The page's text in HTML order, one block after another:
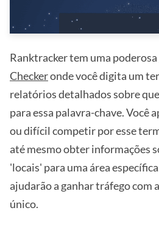
Ranktracker tem uma poderosa
Checkeronde você digita um
relatórios detalhados sobre
para essa palavra-chave. Você
ou difícil competir por esse
até mesmo obter informações
'locais' para uma área
ajudarão a ganhar tráfego com
único.